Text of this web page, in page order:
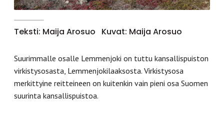
Teksti: Maija Arosuo Kuvat: Maija Arosuo
Suurimmalle osalle Lemmenjoki on tuttu kansallispuiston
virkistysosasta, Lemmenjokilaaksosta. Virkistysosa
merkittyine reitteineen on kuitenkin vain pieni osa Suomen
suurinta kansallispuistoa.